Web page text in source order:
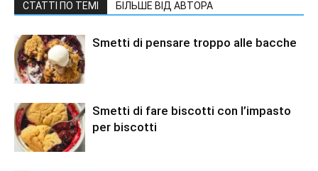
СТАТТІ ПО ТЕМІ БІЛЬШЕ ВІД АВТОРА
Smetti di pensare troppo alle bacche
Smetti di fare biscotti con l’impasto
per biscotti